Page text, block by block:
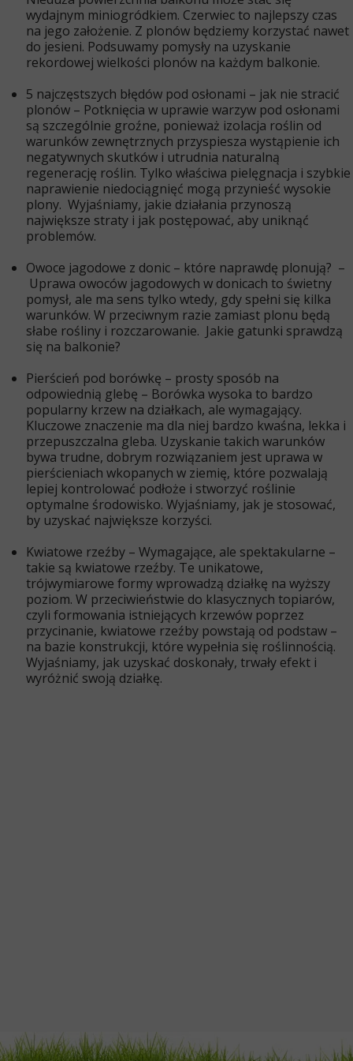
wydajnym miniogródkiem. Czerwiec to najlepszy czas
na jego założenie. Z plonów będziemy korzystać nawet
do jesieni. Podsuwamy pomysły na uzyskanie
rekordowej wielkości plonów na każdym balkonie.
5 najczęstszych błędów pod osłonami – jak nie stracić
plonów – Potknięcia w uprawie warzyw pod osłonami
są szczególnie groźne, ponieważ izolacja roślin od
warunków zewnętrznych przyspiesza wystąpienie ich
negatywnych skutków i utrudnia naturalną
regenerację roślin. Tylko właściwa pielęgnacja i szybkie
naprawienie niedociągnięć mogą przynieść wysokie
plony. Wyjaśniamy, jakie działania przynoszą
największe straty i jak postępować, aby uniknąć
problemów.
Owoce jagodowe z donic – które naprawdę plonują? –
Uprawa owoców jagodowych w donicach to świetny
pomysł, ale ma sens tylko wtedy, gdy spełni się kilka
warunków. W przeciwnym razie zamiast plonu będą
słabe rośliny i rozczarowanie. Jakie gatunki sprawdzą
się na balkonie?
Pierścień pod borówkę – prosty sposób na
odpowiednią glebę – Borówka wysoka to bardzo
popularny krzew na działkach, ale wymagający.
Kluczowe znaczenie ma dla niej bardzo kwaśna, lekka i
przepuszczalna gleba. Uzyskanie takich warunków
bywa trudne, dobrym rozwiązaniem jest uprawa w
pierścieniach wkopanych w ziemię, które pozwalają
lepiej kontrolować podłoże i stworzyć roślinie
optymalne środowisko. Wyjaśniamy, jak je stosować,
by uzyskać największe korzyści.
Kwiatowe rzeźby – Wymagające, ale spektakularne –
takie są kwiatowe rzeźby. Te unikatowe,
trójwymiarowe formy wprowadzą działkę na wyższy
poziom. W przeciwieństwie do klasycznych topiarów,
czyli formowania istniejących krzewów poprzez
przycinanie, kwiatowe rzeźby powstają od podstaw –
na bazie konstrukcji, które wypełnia się roślinnością.
Wyjaśniamy, jak uzyskać doskonały, trwały efekt i
wyróżnić swoją działkę.